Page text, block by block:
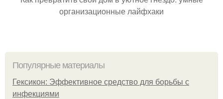
организационные лайфхаки
Популярные материалы
Гексикон: Эффективное средство для борьбы с
инфекциями